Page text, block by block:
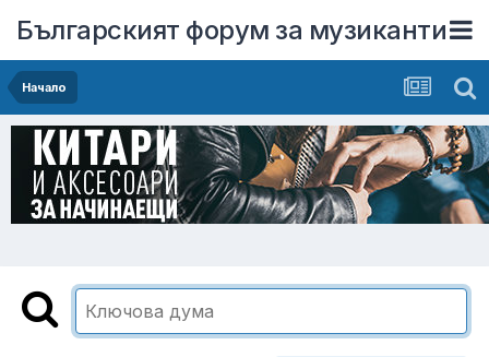
Българският форум за музиканти
Начало